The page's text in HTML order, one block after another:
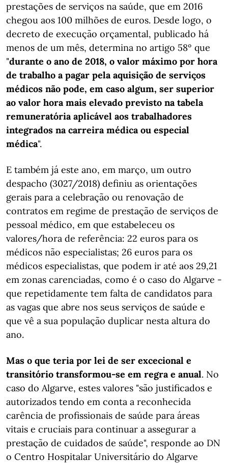
prestações de serviços na saúde, que em 2016
chegou aos 100 milhões de euros. Desde logo, o
decreto de execução orçamental, publicado há
menos de um mês, determina no artigo 58º que
"durante o ano de 2018, o valor máximo por hora
de trabalho a pagar pela aquisição de serviços
médicos não pode, em caso algum, ser superior
ao valor hora mais elevado previsto na tabela
remuneratória aplicável aos trabalhadores
integrados na carreira médica ou especial
médica".
E também já este ano, em março, um outro
despacho (3027/2018) definiu as orientações
gerais para a celebração ou renovação de
contratos em regime de prestação de serviços de
pessoal médico, em que estabeleceu os
valores/hora de referência: 22 euros para os
médicos não especialistas; 26 euros para os
médicos especialistas, que podem ir até aos 29,21
em zonas carenciadas, como é o caso do Algarve -
que repetidamente tem falta de candidatos para
as vagas que abre nos seus serviços de saúde e
que vê a sua população duplicar nesta altura do
ano.
Mas o que teria por lei de ser excecional e
transitório transformou-se em regra e anual. No
caso do Algarve, estes valores "são justificados e
autorizados tendo em conta a reconhecida
carência de profissionais de saúde para áreas
vitais e cruciais para continuar a assegurar a
prestação de cuidados de saúde", responde ao DN
o Centro Hospitalar Universitário do Algarve